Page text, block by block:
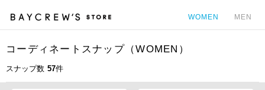
WOMEN MEN
コーディネートスナップ（WOMEN）
スナップ数 57件